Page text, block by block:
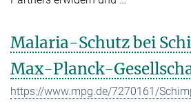
Malaria-Schutz bei
Max-Planck-
https://www.mpg.de/7270161/